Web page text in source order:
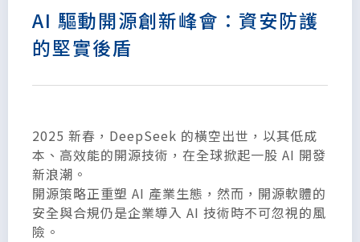
AI 驅動開源創新峰會：資安防護
的堅實後盾
2025 新春，DeepSeek 的橫空出世，以其低成
本、高效能的開源技術，在全球掀起一股 AI 開發
新浪潮。
開源策略正重塑 AI 產業生態，然而，開源軟體的
安全與合規仍是企業導入 AI 技術時不可忽視的風
險。